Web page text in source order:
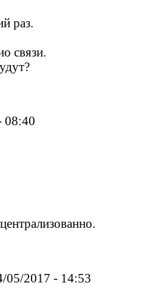
раз.
связи.
08:40
05/2017 - 14:53